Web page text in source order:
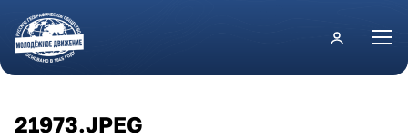
Перейти к основному содержанию
21973.JPEG